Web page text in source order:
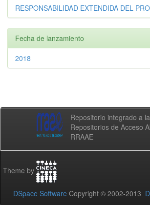
RESPONSABILIDAD EXTENDIDA DEL
Fecha de lanzamiento
2018
Repositorio integrado a
Repositorios de Acceso
RRAAE
Theme by
DSpace Software Copyright © 2002-2013